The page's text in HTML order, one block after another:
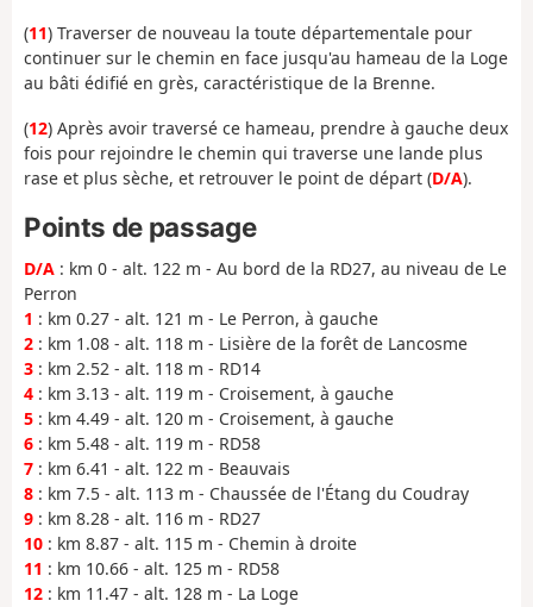
(11) Traverser de nouveau la toute départementale pour
continuer sur le chemin en face jusqu'au hameau de la Loge
au bâti édifié en grès, caractéristique de la Brenne.
(12) Après avoir traversé ce hameau, prendre à gauche deux
fois pour rejoindre le chemin qui traverse une lande plus
rase et plus sèche, et retrouver le point de départ (D/A).
Points de passage
D/A : km 0 - alt. 122 m - Au bord de la RD27, au niveau de Le
Perron
1 : km 0.27 - alt. 121 m - Le Perron, à gauche
2 : km 1.08 - alt. 118 m - Lisière de la forêt de Lancosme
3 : km 2.52 - alt. 118 m - RD14
4 : km 3.13 - alt. 119 m - Croisement, à gauche
5 : km 4.49 - alt. 120 m - Croisement, à gauche
6 : km 5.48 - alt. 119 m - RD58
7 : km 6.41 - alt. 122 m - Beauvais
8 : km 7.5 - alt. 113 m - Chaussée de l'Étang du Coudray
9 : km 8.28 - alt. 116 m - RD27
10 : km 8.87 - alt. 115 m - Chemin à droite
11 : km 10.66 - alt. 125 m - RD58
12 : km 11.47 - alt. 128 m - La Loge